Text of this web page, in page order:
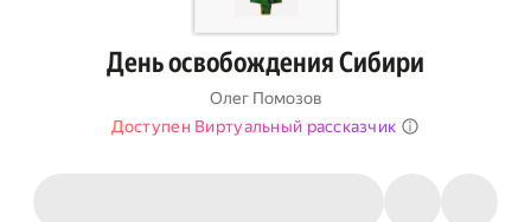
День освобождения Сибири
Олег Помозов
Доступен Виртуальный рассказчик